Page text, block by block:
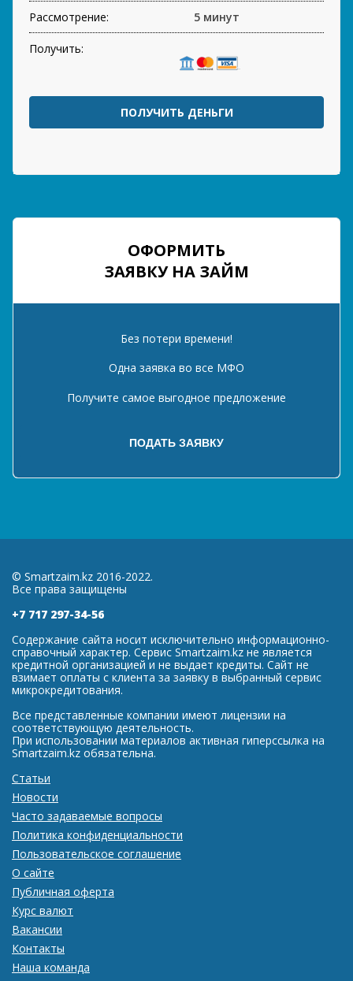
Рассмотрение: 5 минут
Получить:
ПОЛУЧИТЬ ДЕНЬГИ
ОФОРМИТЬ
ЗАЯВКУ НА ЗАЙМ
Без потери времени!
Одна заявка во все МФО
Получите самое выгодное предложение
© Smartzaim.kz 2016-2022.
Все права защищены
+7 717 297-34-56
Содержание сайта носит исключительно информационно-
справочный характер. Сервис Smartzaim.kz не является
кредитной организацией и не выдает кредиты. Сайт не
взимает оплаты с клиента за заявку в выбранный сервис
микрокредитования.
Все представленные компании имеют лицензии на
соответствующую деятельность.
При использовании материалов активная гиперссылка на
Smartzaim.kz обязательна.
Статьи
Новости
Часто задаваемые вопросы
Политика конфиденциальности
Пользовательское соглашение
О сайте
Публичная оферта
Курс валют
Вакансии
Контакты
Наша команда